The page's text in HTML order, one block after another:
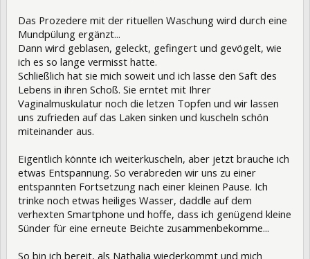
Das Prozedere mit der rituellen Waschung wird durch eine
Mundpülung ergänzt...
Dann wird geblasen, geleckt, gefingert und gevögelt, wie
ich es so lange vermisst hatte.
Schließlich hat sie mich soweit und ich lasse den Saft des
Lebens in ihren Schoß. Sie erntet mit Ihrer
Vaginalmuskulatur noch die letzen Topfen und wir lassen
uns zufrieden auf das Laken sinken und kuscheln schön
miteinander aus.
Eigentlich könnte ich weiterkuscheln, aber jetzt brauche ich
etwas Entspannung. So verabreden wir uns zu einer
entspannten Fortsetzung nach einer kleinen Pause. Ich
trinke noch etwas heiliges Wasser, daddle auf dem
verhexten Smartphone und hoffe, dass ich genügend kleine
Sünder für eine erneute Beichte zusammenbekomme...
So bin ich bereit, als Nathalia wiederkommt und mich